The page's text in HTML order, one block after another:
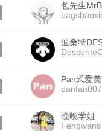
包先生
迪桑特
Pan式爱
panfan007
晚晚学姐